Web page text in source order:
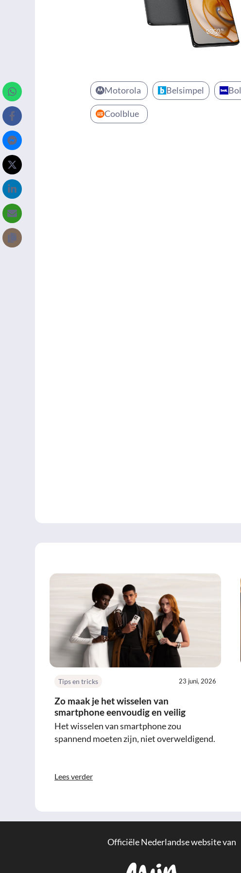
Motorola Belsimpel Bol
Coolblue
Tips en tricks 23 juni, 2026
Zo maak je het wisselen van
smartphone eenvoudig en veilig
Het wisselen van smartphone zou
spannend moeten zijn, niet overweldigend.
Lees verder
Officiële Nederlandse website van